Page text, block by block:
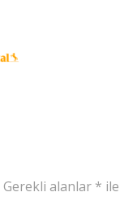
Gerekli alanlar * ile